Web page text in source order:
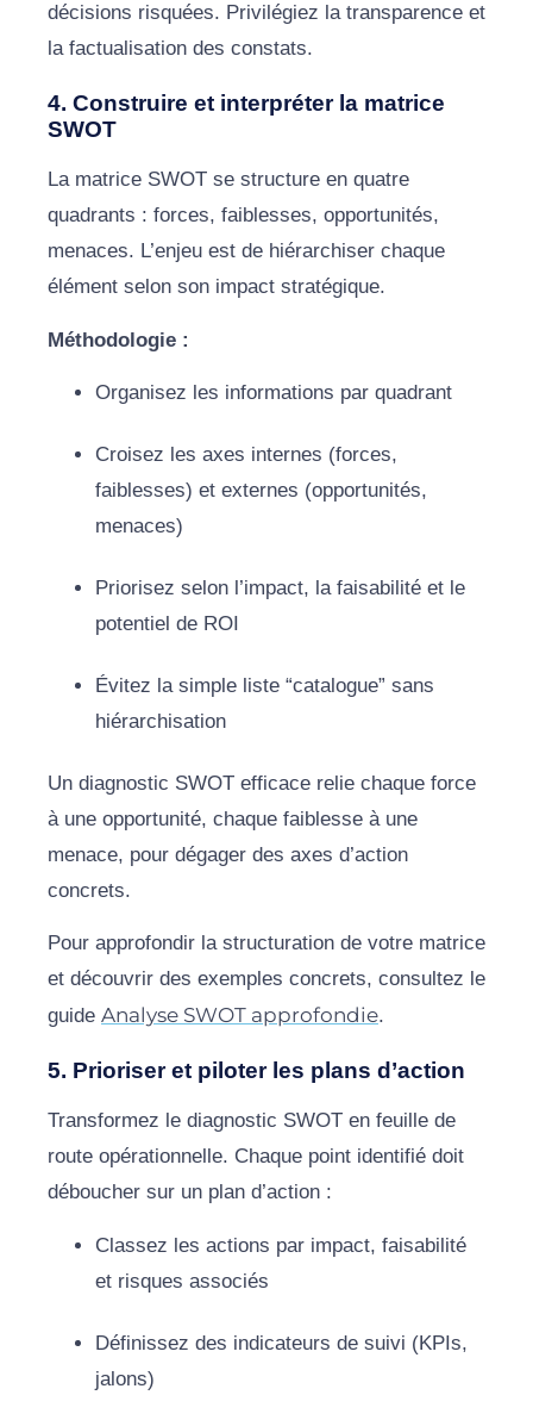
décisions risquées. Privilégiez la transparence et
la factualisation des constats.
4. Construire et interpréter la matrice
SWOT
La matrice SWOT se structure en quatre
quadrants : forces, faiblesses, opportunités,
menaces. L’enjeu est de hiérarchiser chaque
élément selon son impact stratégique.
Méthodologie :
Organisez les informations par quadrant
Croisez les axes internes (forces,
faiblesses) et externes (opportunités,
menaces)
Priorisez selon l’impact, la faisabilité et le
potentiel de ROI
Évitez la simple liste “catalogue” sans
hiérarchisation
Un diagnostic SWOT efficace relie chaque force
à une opportunité, chaque faiblesse à une
menace, pour dégager des axes d’action
concrets.
Pour approfondir la structuration de votre matrice
et découvrir des exemples concrets, consultez le
guide Analyse SWOT approfondie.
5. Prioriser et piloter les plans d’action
Transformez le diagnostic SWOT en feuille de
route opérationnelle. Chaque point identifié doit
déboucher sur un plan d’action :
Classez les actions par impact, faisabilité
et risques associés
Définissez des indicateurs de suivi (KPIs,
jalons)